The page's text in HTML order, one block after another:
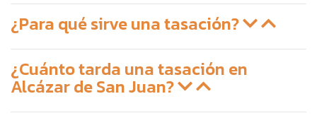
¿Para qué sirve una tasación?
¿Cuánto tarda una tasación en
Alcázar de San Juan?